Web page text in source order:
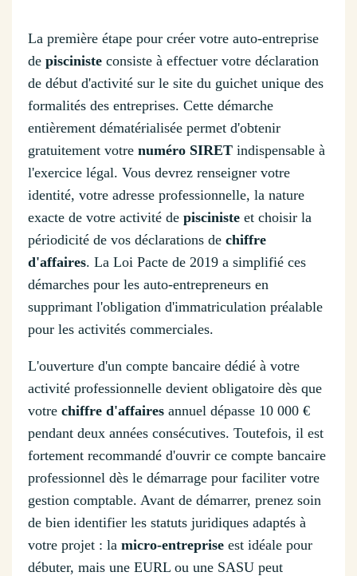
La première étape pour créer votre auto-entreprise
de pisciniste consiste à effectuer votre déclaration
de début d'activité sur le site du guichet unique des
formalités des entreprises. Cette démarche
entièrement dématérialisée permet d'obtenir
gratuitement votre numéro SIRET indispensable à
l'exercice légal. Vous devrez renseigner votre
identité, votre adresse professionnelle, la nature
exacte de votre activité de pisciniste et choisir la
périodicité de vos déclarations de chiffre
d'affaires. La Loi Pacte de 2019 a simplifié ces
démarches pour les auto-entrepreneurs en
supprimant l'obligation d'immatriculation préalable
pour les activités commerciales.
L'ouverture d'un compte bancaire dédié à votre
activité professionnelle devient obligatoire dès que
votre chiffre d'affaires annuel dépasse 10 000 €
pendant deux années consécutives. Toutefois, il est
fortement recommandé d'ouvrir ce compte bancaire
professionnel dès le démarrage pour faciliter votre
gestion comptable. Avant de démarrer, prenez soin
de bien identifier les statuts juridiques adaptés à
votre projet : la micro-entreprise est idéale pour
débuter, mais une EURL ou une SASU peut